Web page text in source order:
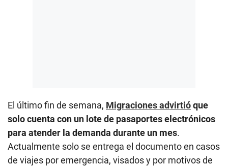
El último fin de semana, Migraciones advirtióque
solo cuenta con un lote de pasaportes electrónicos
para atender la demanda durante un mes.
Actualmente solo se entrega el documento en casos
de viajes por emergencia, visados y por motivos de